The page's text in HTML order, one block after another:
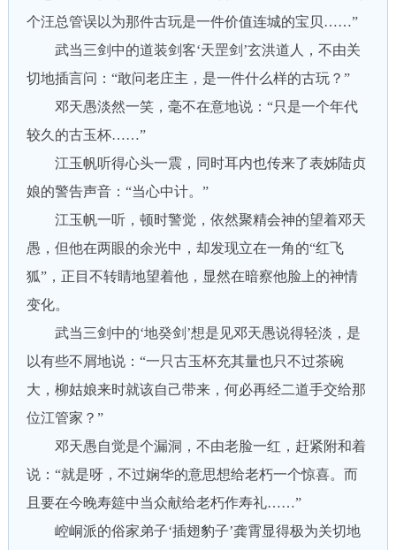
个汪总管误以为那件古玩是一件价值连城的宝贝……”
武当三剑中的道装剑客‘天罡剑’玄洪道人，不由关
切地插言问：“敢问老庄主，是一件什么样的古玩？”
邓天愚淡然一笑，毫不在意地说：“只是一个年代
较久的古玉杯……”
江玉帆听得心头一震，同时耳内也传来了表姊陆贞
娘的警告声音：“当心中计。”
江玉帆一听，顿时警觉，依然聚精会神的望着邓天
愚，但他在两眼的余光中，却发现立在一角的“红飞
狐”，正目不转睛地望着他，显然在暗察他脸上的神情
变化。
武当三剑中的‘地癸剑’想是见邓天愚说得轻淡，是
以有些不屑地说：“一只古玉杯充其量也只不过茶碗
大，柳姑娘来时就该自己带来，何必再经二道手交给那
位江管家？”
邓天愚自觉是个漏洞，不由老脸一红，赶紧附和着
说：“就是呀，不过娴华的意思想给老朽一个惊喜。而
且要在今晚寿筵中当众献给老朽作寿礼……”
崆峒派的俗家弟子‘插翅豹子’龚霄显得极为关切地